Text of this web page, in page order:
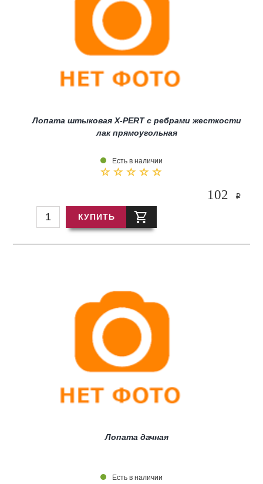
Лопата штыковая Х-PERT с ребрами жесткости
лак прямоугольная
Есть в наличии
102 i
КУПИТЬ
Лопата дачная
Есть в наличии